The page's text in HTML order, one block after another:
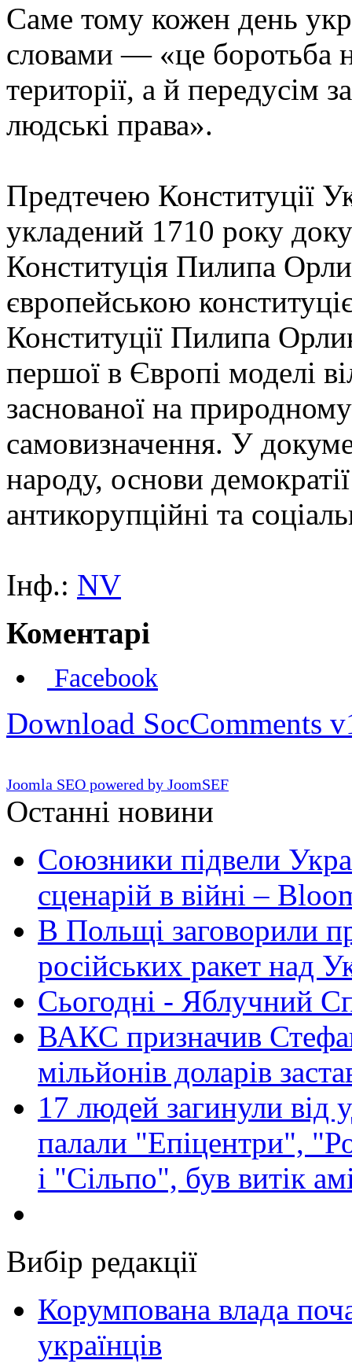
Саме тому кожен день
словами — «це боротьба
території, а й передусім
людські права».
Предтечею Конституції
укладений 1710 року
Конституція Пилипа
європейською
Конституції Пилипа
першої в Європі моделі
заснованої на
самовизначення. У
народу, основи
антикорупційні та
Інф.: NV
Коментарі
Facebook
Download SocComments
Joomla SEO powered by JoomSEF
Останні новини
Союзники підвели
сценарій в війні –
В Польщі заговорили
російських ракет над
Сьогодні - Яблучний
ВАКС призначив
мільйонів доларів
17 людей загинули від
палали "Епіцентри",
і "Сільпо", був витік
Вибір редакції
Корумпована влада
українців